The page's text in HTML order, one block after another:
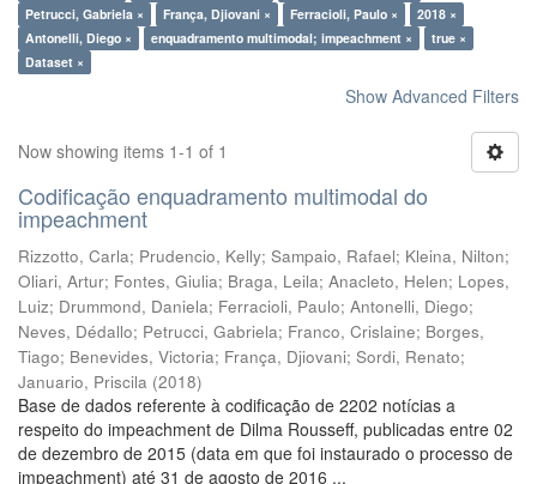
Petrucci, Gabriela ×
França, Djiovani × Ferracioli, Paulo ×
2018 ×
Antonelli, Diego ×
enquadramento multimodal; impeachment ×
true ×
Dataset ×
Show Advanced Filters
Now showing items 1-1 of 1
Codificação enquadramento multimodal do
impeachment
Rizzotto, Carla; Prudencio, Kelly; Sampaio, Rafael; Kleina, Nilton;
Oliari, Artur; Fontes, Giulia; Braga, Leila; Anacleto, Helen; Lopes,
Luiz; Drummond, Daniela; Ferracioli, Paulo; Antonelli, Diego;
Neves, Dédallo; Petrucci, Gabriela; Franco, Crislaine; Borges,
Tiago; Benevides, Victoria; França, Djiovani; Sordi, Renato;
Januario, Priscila (2018)
Base de dados referente à codificação de 2202 notícias a
respeito do impeachment de Dilma Rousseff, publicadas entre 02
de dezembro de 2015 (data em que foi instaurado o processo de
impeachment) até 31 de agosto de 2016 ...